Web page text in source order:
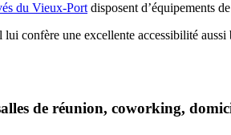
du Vieux-Port disposent d’équipements
confère une excellente accessibilité
de réunion, coworking,